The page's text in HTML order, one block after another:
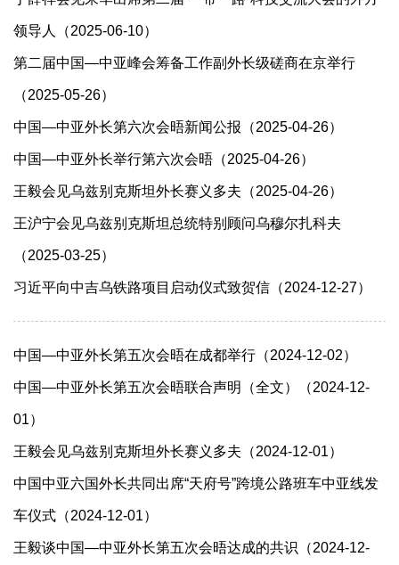
领导人（2025-06-10）
第二届中国—中亚峰会筹备工作副外长级磋商在京举行
（2025-05-26）
中国—中亚外长第六次会晤新闻公报（2025-04-26）
中国—中亚外长举行第六次会晤（2025-04-26）
王毅会见乌兹别克斯坦外长赛义多夫（2025-04-26）
王沪宁会见乌兹别克斯坦总统特别顾问乌穆尔扎科夫
（2025-03-25）
习近平向中吉乌铁路项目启动仪式致贺信（2024-12-27）
中国—中亚外长第五次会晤在成都举行（2024-12-02）
中国—中亚外长第五次会晤联合声明（全文）（2024-12-
01）
王毅会见乌兹别克斯坦外长赛义多夫（2024-12-01）
中国中亚六国外长共同出席“天府号”跨境公路班车中亚线发
车仪式（2024-12-01）
王毅谈中国—中亚外长第五次会晤达成的共识（2024-12-